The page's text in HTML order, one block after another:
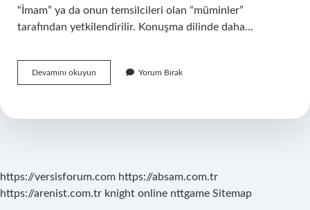
“İmam” ya da onun temsilcileri olan “müminler”
tarafından yetkilendirilir. Konuşma dilinde daha…
Devamını okuyun
Nedir
Yorum Bırak
https://versisforum.com https://absam.com.tr
https://arenist.com.tr knight online nttgame Sitemap